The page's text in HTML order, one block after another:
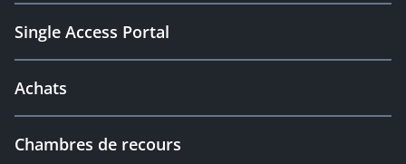
Single Access Portal
Achats
Chambres de recours